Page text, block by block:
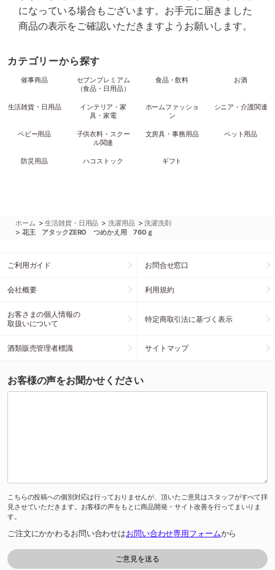
になっている場合もございます。お手元に届きました
商品の表示をご確認いただきますようお願いします。
カテゴリーから探す
催事商品
セブンプレミアム
（食品・日用品）
食品・飲料 お酒
生活雑貨・日用品
インテリア・家
具・家電
ホームファッショ
ン
シニア・介護関連
ベビー用品
子供衣料・スクー
ル関連
文房具・事務用品 ペット用品
防災用品 ハコストック ギフト
ホーム >生活雑貨・日用品 >洗濯用品 >洗濯洗剤
> 花王 アタックZERO つめかえ用 760ｇ
ご利用ガイド お問合せ窓口
会社概要 利用規約
お客さまの個人情報の
取扱いについて
特定商取引法に基づく表示
酒類販売管理者標識 サイトマップ
お客様の声をお聞かせください
こちらの投稿への個別対応は行っておりませんが、頂いたご意見はスタッフがすべて拝
見させていただきます。お客様の声をもとに商品開発・サイト改善を行ってまいりま
す。
ご注文にかかわるお問い合わせはお問い合わせ専用フォームから